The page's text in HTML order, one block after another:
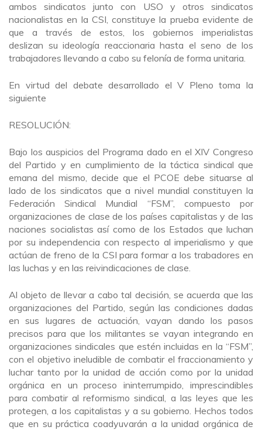
ambos sindicatos junto con USO y otros sindicatos
nacionalistas en la CSI, constituye la prueba evidente de
que a través de estos, los gobiernos imperialistas
deslizan su ideología reaccionaria hasta el seno de los
trabajadores llevando a cabo su felonía de forma unitaria.
En virtud del debate desarrollado el V Pleno toma la
siguiente
RESOLUCIÓN:
Bajo los auspicios del Programa dado en el XIV Congreso
del Partido y en cumplimiento de la táctica sindical que
emana del mismo, decide que el PCOE debe situarse al
lado de los sindicatos que a nivel mundial constituyen la
Federación Sindical Mundial “FSM”, compuesto por
organizaciones de clase de los países capitalistas y de las
naciones socialistas así como de los Estados que luchan
por su independencia con respecto al imperialismo y que
actúan de freno de la CSI para formar a los trabadores en
las luchas y en las reivindicaciones de clase.
Al objeto de llevar a cabo tal decisión, se acuerda que las
organizaciones del Partido, según las condiciones dadas
en sus lugares de actuación, vayan dando los pasos
precisos para que los militantes se vayan integrando en
organizaciones sindicales que estén incluidas en la “FSM”,
con el objetivo ineludible de combatir el fraccionamiento y
luchar tanto por la unidad de acción como por la unidad
orgánica en un proceso ininterrumpido, imprescindibles
para combatir al reformismo sindical, a las leyes que les
protegen, a los capitalistas y a su gobierno. Hechos todos
que en su práctica coadyuvarán a la unidad orgánica de